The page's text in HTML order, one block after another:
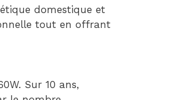
domestique et
tout en offrant
Sur 10 ans,